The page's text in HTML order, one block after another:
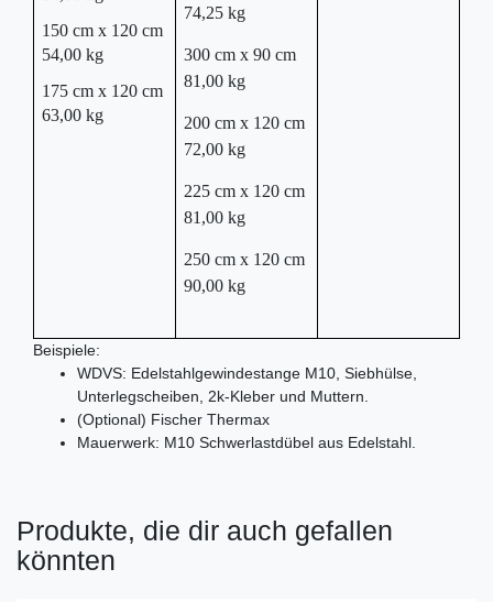
150 cm x 120 cm
54,00 kg
175 cm x 120 cm
63,00 kg
74,25 kg
300 cm x 90 cm
81,00 kg
200 cm x 120 cm
72,00 kg
225 cm x 120 cm
81,00 kg
250 cm x 120 cm
90,00 kg
Beispiele:
WDVS: Edelstahlgewindestange M10, Siebhülse,
Unterlegscheiben, 2k-Kleber und Muttern.
(Optional) Fischer Thermax
Mauerwerk: M10 Schwerlastdübel aus Edelstahl.
Produkte, die dir auch gefallen
könnten